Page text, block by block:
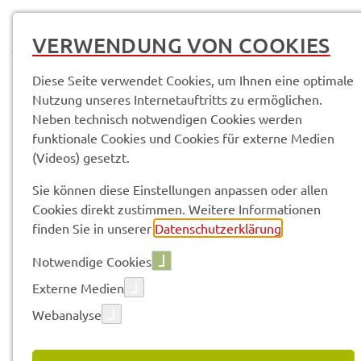
Service­leis­tun­gen & Infor­ma­tio­nen
Schwimm­för­de­rung/Bewe­gungs­för­de­rung
Vorle­sen
SCHWIMM­FÖR­DE­RUNG/BEWE­
GUNGS­FÖR­DE­RUNG
VERWENDUNG VON COOKIES
Diese Seite verwendet Cookies, um Ihnen eine optimale
Nutzung unseres Internetauftritts zu ermöglichen.
Neben technisch notwendigen Cookies werden
funktionale Cookies und Cookies für externe Medien
(Videos) gesetzt.
Sie können diese Einstellungen anpassen oder allen
Cookies direkt zustimmen. Weitere Informationen
finden Sie in unserer Datenschutzerklärung
Notwendige Cookies
Externe Medien
Webanalyse